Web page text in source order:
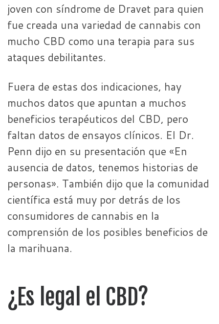
joven con síndrome de Dravet para quien
fue creada una variedad de cannabis con
mucho CBD como una terapia para sus
ataques debilitantes.
Fuera de estas dos indicaciones, hay
muchos datos que apuntan a muchos
beneficios terapéuticos del CBD, pero
faltan datos de ensayos clínicos. El Dr.
Penn dijo en su presentación que «En
ausencia de datos, tenemos historias de
personas». También dijo que la comunidad
científica está muy por detrás de los
consumidores de cannabis en la
comprensión de los posibles beneficios de
la marihuana.
¿Es legal el CBD?